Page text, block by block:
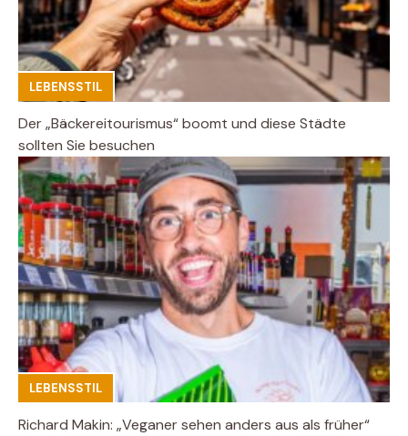
LEBENSSTIL
Der „Bäckereitourismus“ boomt und diese Städte
sollten Sie besuchen
LEBENSSTIL
Richard Makin: „Veganer sehen anders aus als früher“